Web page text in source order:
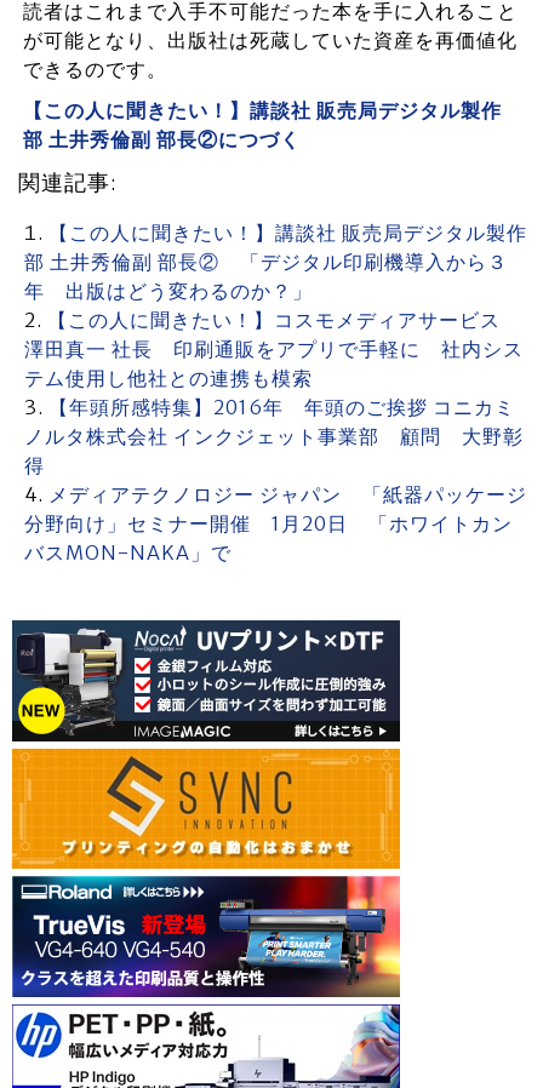
読者はこれまで入手不可能だった本を手に入れること
が可能となり、出版社は死蔵していた資産を再価値化
できるのです。
【この人に聞きたい！】講談社 販売局デジタル製作
部 土井秀倫副 部長②につづく
関連記事:
【この人に聞きたい！】講談社 販売局デジタル製作
部 土井秀倫副 部長② 「デジタル印刷機導入から３
年 出版はどう変わるのか？」
【この人に聞きたい！】コスモメディアサービス
澤田真一 社長 印刷通販をアプリで手軽に 社内シス
テム使用し他社との連携も模索
【年頭所感特集】2016年 年頭のご挨拶 コニカミ
ノルタ株式会社 インクジェット事業部 顧問 大野彰
得
メディアテクノロジー ジャパン 「紙器パッケージ
分野向け」セミナー開催 1月20日 「ホワイトカン
バスMON-NAKA」で